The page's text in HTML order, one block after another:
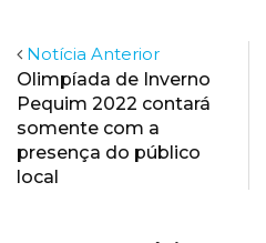
Notícia Anterior
Olimpíada de Inverno
Pequim 2022 contará
somente com a
presença do público
local